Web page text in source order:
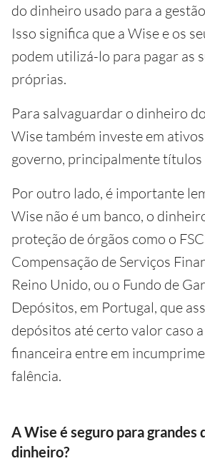
do dinheiro usado para a
Isso significa que a Wise e os
podem utilizá-lo para pagar as
próprias.
Para salvaguardar o dinheiro
Wise também investe em
governo, principalmente títulos
Por outro lado, é importante
Wise não é um banco, o
proteção de órgãos como o
Compensação de Serviços
Reino Unido, ou o Fundo de
Depósitos, em Portugal, que
depósitos até certo valor caso
financeira entre em
falência.
A Wise é seguro para grandes
dinheiro?